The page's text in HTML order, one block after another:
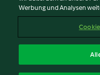
Datenschutzrichtlinien
Impressum
Inhalt melden
Werbung und Analysen